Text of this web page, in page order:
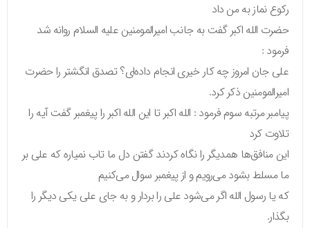
رکوع نماز به من داد
حضرت الله اکبر گفت به جانب امیرالمومنین علیه السلام روانه شد
فرمود :
علی جان امروز چه کار خیری انجام داده‌ای؟ تصدق انگشتر را حضرت
امیرالمومنین ذکر کرد.
پیامبر مرتبه سوم فرمود : الله اکبر تا این الله اکبر را پیغمبر گفت آیه را
تلاوت کرد
این منافق‌ها همدیگر را نگاه کردند گفتن دل ما تاب نمیاره که علی بر
ما مسلط بشود می‌رویم و از پیغمبر سوال می‌کنیم
که یا رسول الله اگر می‌شود علی را بردار و به جای علی یکی دیگر را
بگذار.